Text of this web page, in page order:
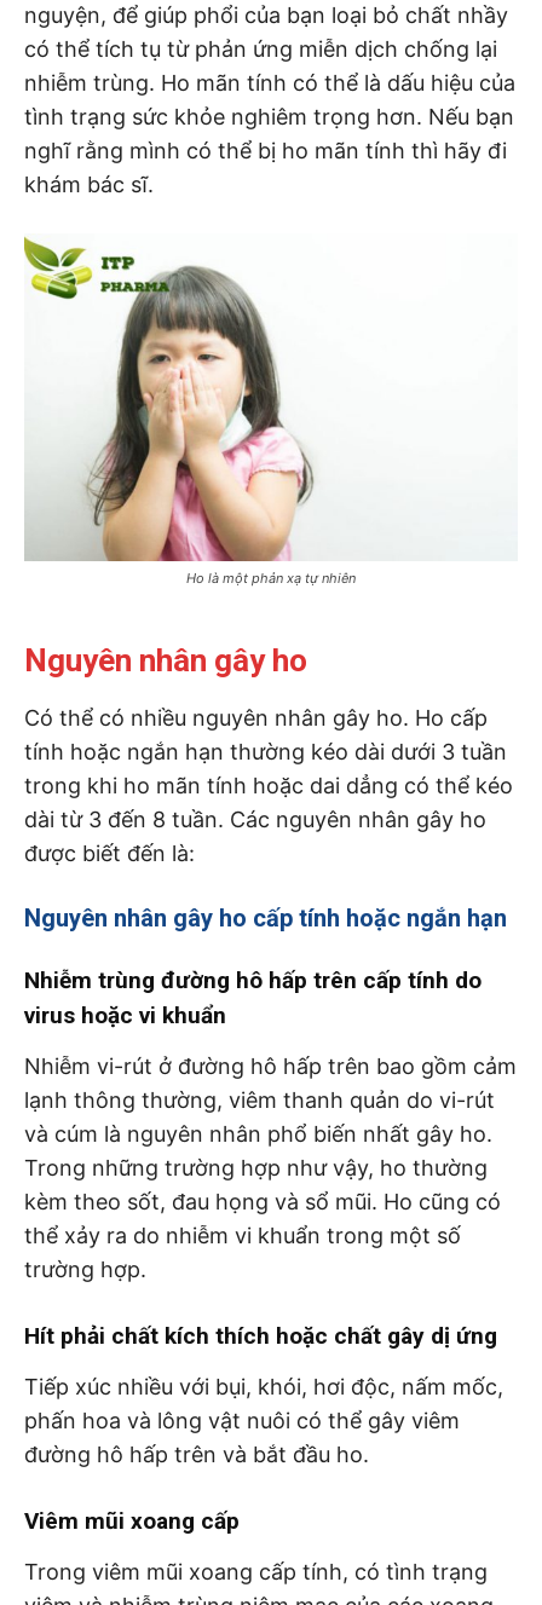
nguyện, để giúp phổi của bạn loại bỏ chất nhầy
có thể tích tụ từ phản ứng miễn dịch chống lại
nhiễm trùng. Ho mãn tính có thể là dấu hiệu của
tình trạng sức khỏe nghiêm trọng hơn. Nếu bạn
nghĩ rằng mình có thể bị ho mãn tính thì hãy đi
khám bác sĩ.
Ho là một phản xạ tự nhiên
Nguyên nhân gây ho
Có thể có nhiều nguyên nhân gây ho. Ho cấp
tính hoặc ngắn hạn thường kéo dài dưới 3 tuần
trong khi ho mãn tính hoặc dai dẳng có thể kéo
dài từ 3 đến 8 tuần. Các nguyên nhân gây ho
được biết đến là:
Nguyên nhân gây ho cấp tính hoặc ngắn hạn
Nhiễm trùng đường hô hấp trên cấp tính do
virus hoặc vi khuẩn
Nhiễm vi-rút ở đường hô hấp trên bao gồm cảm
lạnh thông thường, viêm thanh quản do vi-rút
và cúm là nguyên nhân phổ biến nhất gây ho.
Trong những trường hợp như vậy, ho thường
kèm theo sốt, đau họng và sổ mũi. Ho cũng có
thể xảy ra do nhiễm vi khuẩn trong một số
trường hợp.
Hít phải chất kích thích hoặc chất gây dị ứng
Tiếp xúc nhiều với bụi, khói, hơi độc, nấm mốc,
phấn hoa và lông vật nuôi có thể gây viêm
đường hô hấp trên và bắt đầu ho.
Viêm mũi xoang cấp
Trong viêm mũi xoang cấp tính, có tình trạng